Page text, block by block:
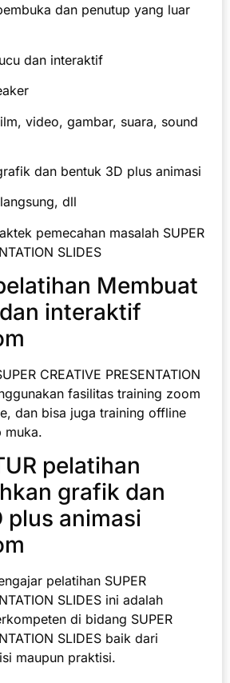
dan penutup yang luar
dan interaktif
video, gambar, suara, sound
dan bentuk 3D plus animasi
dll
pemecahan masalah SUPER
SLIDES
Membuat
interaktif
CREATIVE PRESENTATION
fasilitas training zoom
dan bisa juga training offline
muka.
pelatihan
grafik dan
plus animasi
pelatihan SUPER
SLIDES ini adalah
di bidang SUPER
SLIDES baik dari
maupun praktisi.